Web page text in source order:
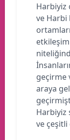
Harbiyiz
ve Harbi
geçirme
araya
Harbiyiz
ve